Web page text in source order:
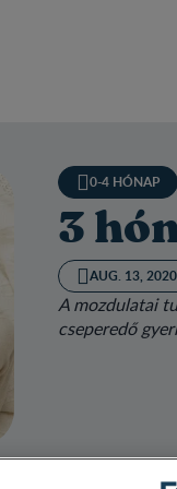
0-4 HÓNAP
3
AUG. 13, 2020
A mozdulatai
cseperedő